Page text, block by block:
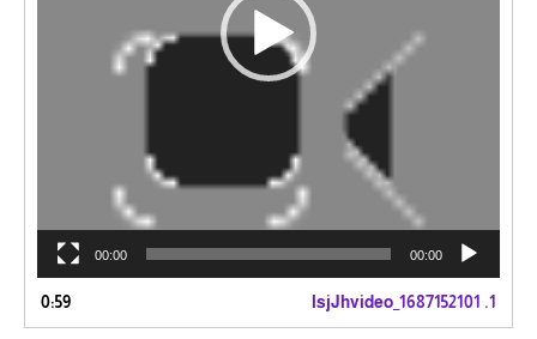
00:00
00:00
1.
lsjJhvideo_1687152101
0:59